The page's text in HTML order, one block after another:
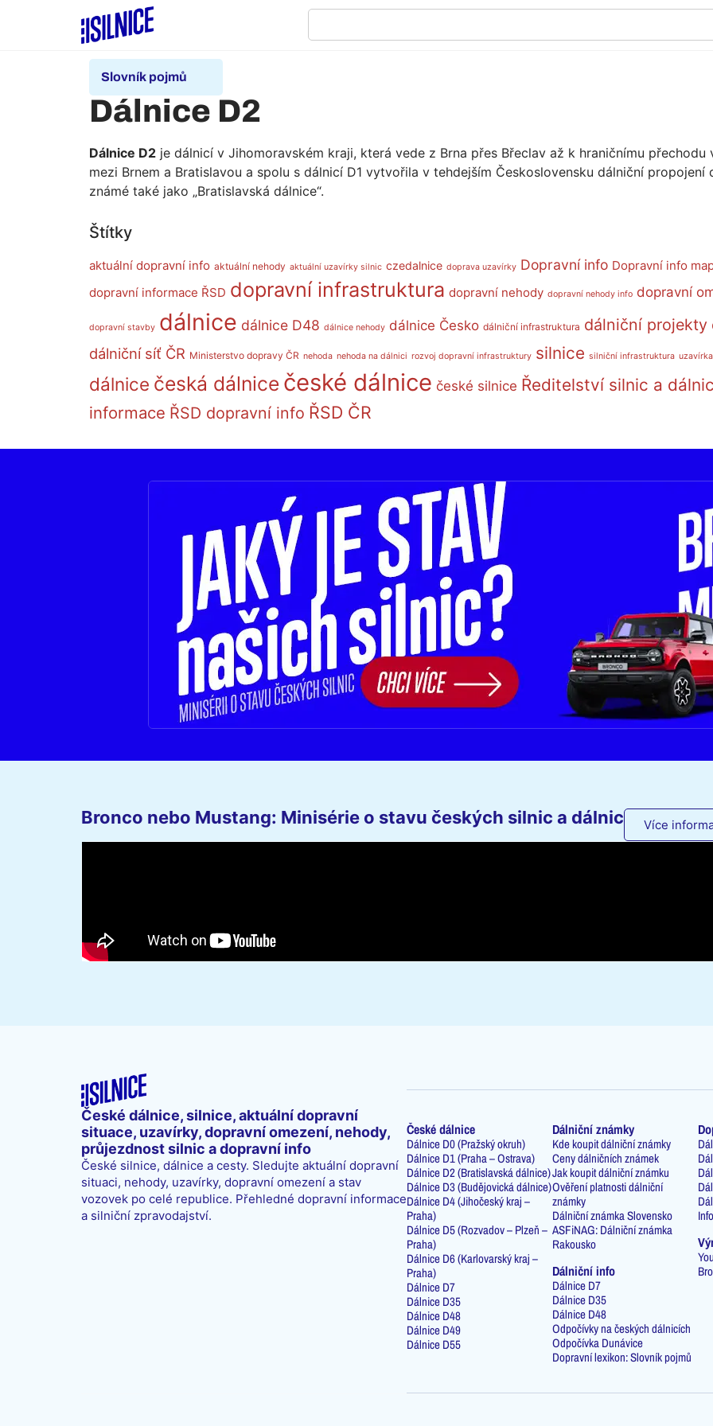
Slovník pojmů
Dálnice D2
Dálnice D2 je dálnicí v Jihomoravském kraji, která vede z Brna přes Břeclav až k hraničnímu
mezi Brnem a Bratislavou a spolu s dálnicí D1 vytvořila v tehdejším Československu dálniční propojení
známé také jako „Bratislavská dálnice“.
Štítky
aktuální dopravní info aktuální nehody aktuální uzavírky silnic czedalnice doprava uzavírky Dopravní info Dopravní info
dopravní informace ŘSD dopravní infrastruktura dopravní nehody dopravní nehody info dopravní
dopravní stavby dálnice dálnice D48 dálnice nehody dálnice Česko dálniční infrastruktura dálniční projekty
dálniční síť ČR Ministerstvo dopravy ČR nehoda nehoda na dálnici rozvoj dopravní infrastruktury silnice silniční infrastruktura uzavírka
dálnice česká dálnice české dálnice české silnice Ředitelství silnic a
informace ŘSD dopravní info ŘSD ČR
Bronco nebo Mustang: Minisérie o stavu českých silnic a dálnic Více
České dálnice, silnice, aktuální dopravní
situace, uzavírky, dopravní omezení, nehody,
průjezdnost silnic a dopravní info
České silnice, dálnice a cesty. Sledujte aktuální dopravní
situaci, nehody, uzavírky, dopravní omezení a stav
vozovek po celé republice. Přehledné dopravní informace
a silniční zpravodajství.
České dálnice
Dálnice D0 (Pražský okruh)
Dálnice D1 (Praha – Ostrava)
Dálnice D2 (Bratislavská dálnice)
Dálnice D3 (Budějovická dálnice)
Dálnice D4 (Jihočeský kraj –
Praha)
Dálnice D5 (Rozvadov – Plzeň –
Praha)
Dálnice D6 (Karlovarský kraj –
Praha)
Dálnice D7
Dálnice D35
Dálnice D48
Dálnice D49
Dálnice D55
Dálniční známky
Kde koupit dálniční známky
Ceny dálničních známek
Jak koupit dálniční známku
Ověření platnosti dálniční
známky
Dálniční známka Slovensko
ASFiNAG: Dálniční známka
Rakousko
Dálniční info
Dálnice D7
Dálnice D35
Dálnice D48
Odpočívky na českých dálnicích
Odpočívka Dunávice
Dopravní lexikon: Slovník pojmů